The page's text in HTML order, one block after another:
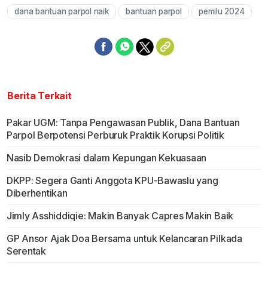
dana bantuan parpol naik bantuan parpol pemilu 2024
Berita Terkait
Pakar UGM: Tanpa Pengawasan Publik, Dana Bantuan
Parpol Berpotensi Perburuk Praktik Korupsi Politik
Nasib Demokrasi dalam Kepungan Kekuasaan
DKPP: Segera Ganti Anggota KPU-Bawaslu yang
Diberhentikan
Jimly Asshiddiqie: Makin Banyak Capres Makin Baik
GP Ansor Ajak Doa Bersama untuk Kelancaran Pilkada
Serentak